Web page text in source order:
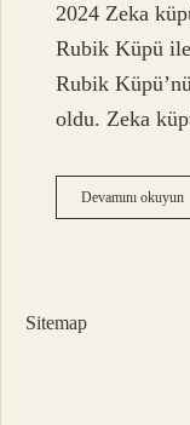
2024 Zeka
Rubik Küpü
Rubik
oldu. Zeka
Devamını okuyun
Sitemap